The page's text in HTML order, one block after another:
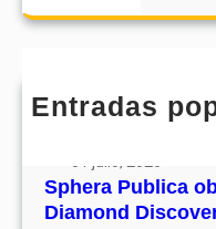
a
h
Entradas
MHJournal
Sphera Publica
Diamond